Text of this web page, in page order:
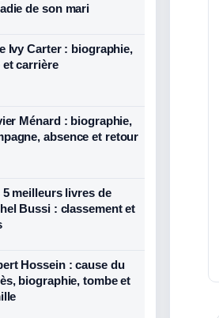
de son mari
Ivy Carter : biographie,
et carrière
Ménard : biographie,
absence et retour
5 meilleurs livres de
Bussi : classement et
Hossein : cause du
biographie, tombe et